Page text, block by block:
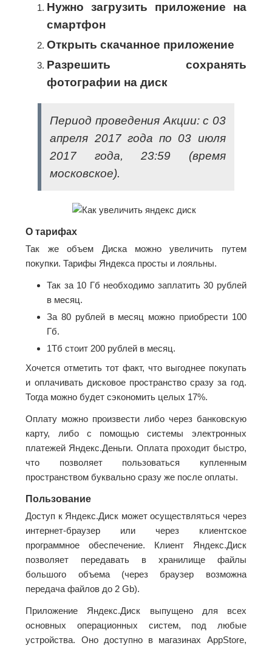
Нужно загрузить приложение на
смартфон
Открыть скачанное приложение
Разрешить сохранять
фотографии на диск
Период проведения Акции: c 03
апреля 2017 года по 03 июля
2017 года, 23:59 (время
московское).
О тарифах
Так же объем Диска можно увеличить путем
покупки. Тарифы Яндекса просты и лояльны.
Так за 10 Гб необходимо заплатить 30 рублей
в месяц.
За 80 рублей в месяц можно приобрести 100
Гб.
1Тб стоит 200 рублей в месяц.
Хочется отметить тот факт, что выгоднее покупать
и оплачивать дисковое пространство сразу за год.
Тогда можно будет сэкономить целых 17%.
Оплату можно произвести либо через банковскую
карту, либо с помощью системы электронных
платежей Яндекс.Деньги. Оплата проходит быстро,
что позволяет пользоваться купленным
пространством буквально сразу же после оплаты.
Пользование
Доступ к Яндекс.Диск может осуществляться через
интернет-браузер или через клиентское
программное обеспечение. Клиент Яндекс.Диск
позволяет передавать в хранилище файлы
большого объема (через браузер возможна
передача файлов до 2 Gb).
Приложение Яндекс.Диск выпущено для всех
основных операционных систем, под любые
устройства. Оно доступно в магазинах AppStore,